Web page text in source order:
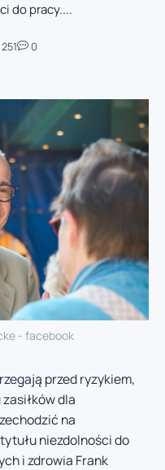
do pracy....
251 0
- facebook
przed ryzykiem,
dla
na
niezdolności do
i zdrowia Frank